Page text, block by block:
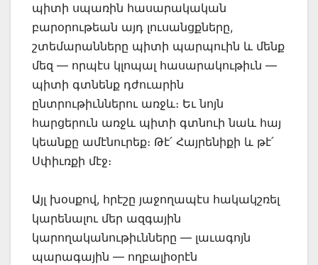
պիտի սպառին հասարակական
բարօրութեան այդ լուսանցքները,
շտեմարանները պիտի պարպուին և մենք
մեզ — որպէս կլոպալ հասարակութիւն —
պիտի գտնենք դժուարին
ընտրութիւններու առջև։ Եւ նոյն
հարցերուն առջև պիտի գտնուի նաև հայ
կեանքը ամէնուրեք։ Թէ՛ Հայրենիքի և թէ՛
Սփիւռքի մէջ։
Այլ խօսքով, հրէշը յաջողապէս հակակշռել
կարենալու մեր ազգային
կարողականութիւնները — լաւագոյն
պարագային — ողբալիօրէն